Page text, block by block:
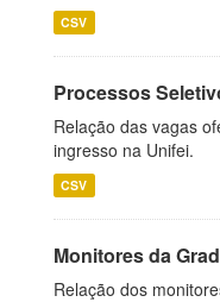
CSV
Processos
Relação das vagas
ingresso na Unifei.
CSV
Monitores da
Relação dos